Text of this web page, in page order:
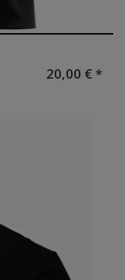
20,00 € *